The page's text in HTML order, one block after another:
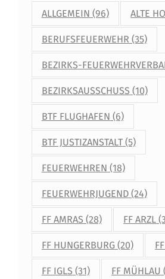
ALLGEMEIN (96) ALTE
BERUFSFEUERWEHR (35)
BEZIRKS-
BEZIRKSAUSSCHUSS (10)
BTF FLUGHAFEN (6)
BTF JUSTIZANSTALT(5)
FEUERWEHREN (18)
FEUERWEHRJUGEND(24)
FF AMRAS (28) FF ARZL
FF HUNGERBURG(20)
FF IGLS (31) FF MÜHLAU